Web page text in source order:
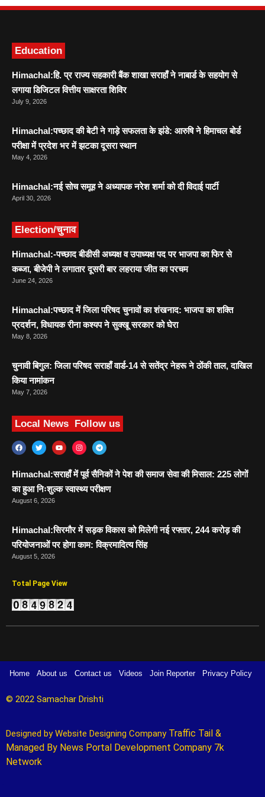
Education
Himachal:हि. प्र राज्य सहकारी बैंक शाखा सराहाँ ने नाबार्ड के सहयोग से
लगाया डिजिटल वित्तीय साक्षरता शिविर
July 9, 2026
Himachal:पच्छाद की बेटी ने गाड़े सफलता के झंडे: आरुषि ने हिमाचल बोर्ड
परीक्षा में प्रदेश भर में झटका दूसरा स्थान
May 4, 2026
Himachal:नई सोच समूह ने अध्यापक नरेश शर्मा को दी विदाई पार्टी
April 30, 2026
Election/चुनाव
Himachal:-पच्छाद बीडीसी अध्यक्ष व उपाध्यक्ष पद पर भाजपा का फिर से
कब्जा, बीजेपी ने लगातार दूसरी बार लहराया जीत का परचम
June 24, 2026
Himachal:पच्छाद में जिला परिषद चुनावों का शंखनाद: भाजपा का शक्ति
प्रदर्शन, विधायक रीना कश्यप ने सुक्खू सरकार को घेरा
May 8, 2026
चुनावी बिगुल: जिला परिषद सराहाँ वार्ड-14 से सतेंद्र नेहरू ने ठोंकी ताल, दाखिल
किया नामांकन
May 7, 2026
Local News Follow us
Himachal:सराहाँ में पूर्व सैनिकों ने पेश की समाज सेवा की मिसाल: 225 लोगों
का हुआ निःशुल्क स्वास्थ्य परीक्षण
August 6, 2026
Himachal:सिरमौर में सड़क विकास को मिलेगी नई रफ्तार, 244 करोड़ की
परियोजनाओं पर होगा काम: विक्रमादित्य सिंह
August 5, 2026
Total Page View
Home About us Contact us Videos Join Reporter Privacy Policy
© 2022 Samachar Drishti
Designed by Website Designing Company Traffic Tail &
Managed By News Portal Development Company 7k
Network